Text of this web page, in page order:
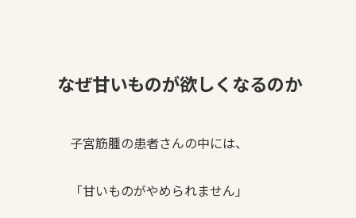
なぜ甘いものが欲しくなるのか
子宮筋腫の患者さんの中には、
「甘いものがやめられません」